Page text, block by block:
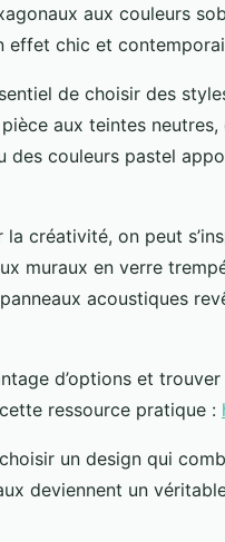
aux couleurs
effet chic et
de choisir des
aux teintes
des couleurs pastel
créativité, on peut
muraux en verre
acoustiques
d’options et
ressource pratique :
un design qui
deviennent un